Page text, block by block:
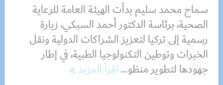
سماح محمد سليم بدأت الهيئة العامة للرعاية
الصحية، برئاسة الدكتور أحمد السبكي، زيارة
رسمية إلى تركيا لتعزيز الشراكات الدولية ونقل
الخبرات وتوطين التكنولوجيا الطبية، في إطار
جهودها لتطوير منظو...اقرأ المزيد